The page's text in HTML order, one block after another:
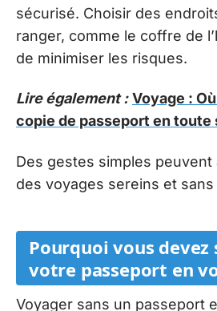
sécurisé. Choisir des
ranger, comme le coffre de
de minimiser les risques.
Lire également : Voyage :
copie de passeport en toute
Des gestes simples peuvent
des voyages sereins et sans
Pourquoi vous devez
votre passeport en
Voyager sans un passeport